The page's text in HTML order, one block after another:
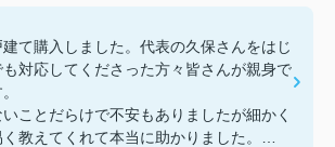
早く対応も丁寧で、安心してお任せでき
ても熱心に対応していただき、場面によ
が少し積極的に感じることもありました
分しっかり考えてくださっているのだと感
。
て購入しました。代表の久保さんをはじ
対応してくださった方々皆さんが親身で
ことだらけで不安もありましたが細かく
教えてくれて本当に助かりました。